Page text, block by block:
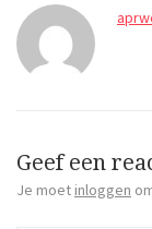
Geef een
Je moet inloggen